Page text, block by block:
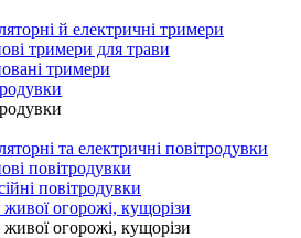
й електричні тримери
тримери для трави
тримери
та електричні повітродувки
повітродувки
повітродувки
огорожі, кущорізи
огорожі, кущорізи